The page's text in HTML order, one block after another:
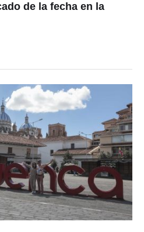
de la fecha en la